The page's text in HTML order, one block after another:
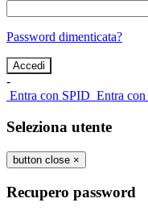
Password dimenticata?
-
Entra con SPID Entra
Seleziona utente
button close ×
Recupero password